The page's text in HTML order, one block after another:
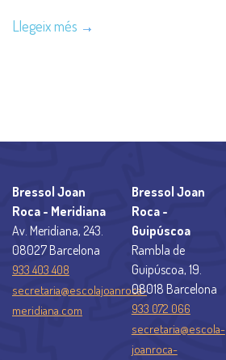
Llegeix més
Bressol Joan
Roca - Meridiana
Av. Meridiana, 243.
08027 Barcelona
933 403 408
secretaria@escolajoanroca-
meridiana.com
Bressol Joan
Roca -
Guipúscoa
Rambla de
Guipúscoa, 19.
08018 Barcelona
933 072 066
secretaria@escola-
joanroca-